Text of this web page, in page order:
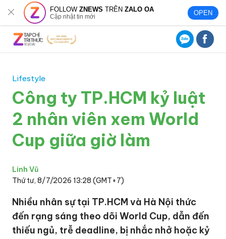
FOLLOWZNEWS TRÊNZALO OA
Cập nhật tin mới OPEN
Lifestyle
Công ty TP.HCM kỷ luật
2 nhân viên xem World
Cup giữa giờ làm
Linh Vũ
Thứ tư, 8/7/2026 13:28 (GMT+7)
Nhiều nhân sự tại TP.HCM và Hà Nội thức
đến rạng sáng theo dõi World Cup, dẫn đến
thiếu ngủ, trễ deadline, bị nhắc nhở hoặc kỷ